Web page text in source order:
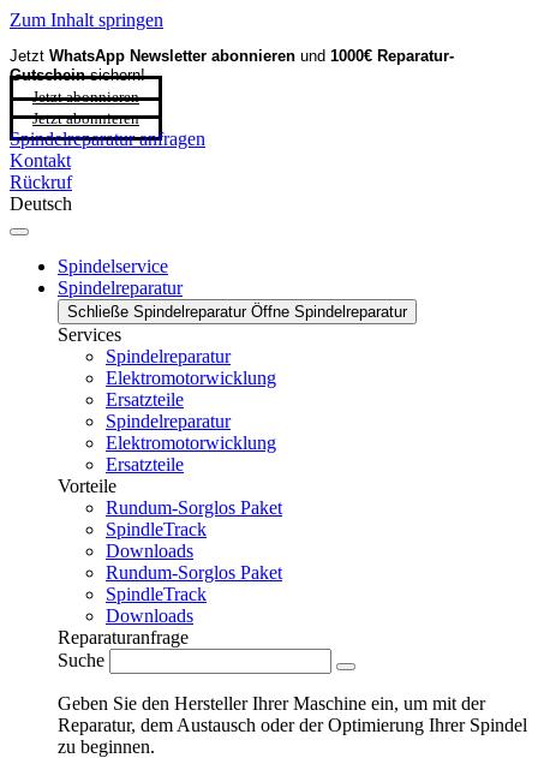
Zum Inhalt springen
Jetzt WhatsApp Newsletter abonnieren und 1000€ Reparatur-
Gutscheinsichern!
Jetzt abonnieren
Jetzt abonnieren
Spindelreparatur anfragen
Kontakt
Rückruf
Deutsch
Spindelservice
Spindelreparatur
Schließe Spindelreparatur Öffne Spindelreparatur
Services
Spindelreparatur
Elektromotorwicklung
Ersatzteile
Spindelreparatur
Elektromotorwicklung
Ersatzteile
Vorteile
Rundum-Sorglos Paket
SpindleTrack
Downloads
Rundum-Sorglos Paket
SpindleTrack
Downloads
Reparaturanfrage
Suche
Geben Sie den Hersteller Ihrer Maschine ein, um mit der
Reparatur, dem Austausch oder der Optimierung Ihrer Spindel
zu beginnen.